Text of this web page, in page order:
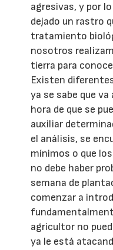
agresivas, y por
dejado un rastro
tratamiento
nosotros
tierra para
Existen
ya se sabe que
hora de que se
auxiliar
el análisis, se
mínimos o que
no debe haber
semana de
comenzar a
agricultor no
ya le está